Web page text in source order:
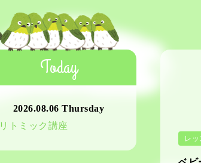
レッ
Today
2026.08.06 Thursday
リトミック講座